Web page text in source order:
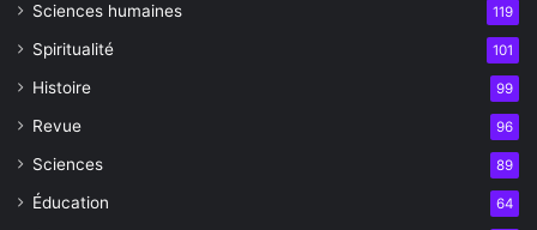
Sciences humaines 119
Spiritualité 101
Histoire 99
Revue 96
Sciences 89
Éducation 64